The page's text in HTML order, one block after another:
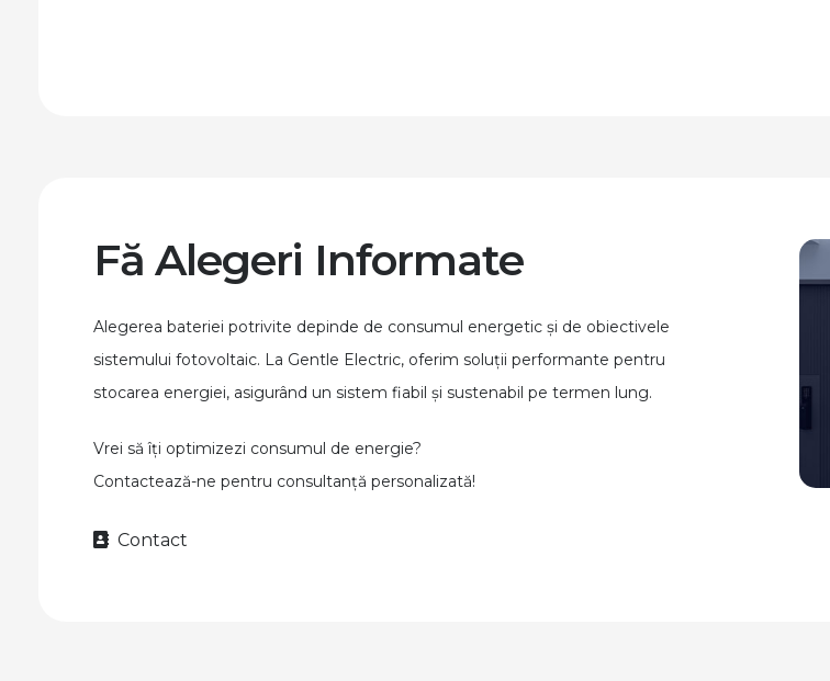
Fă Alegeri Informate
Alegerea bateriei potrivite depinde de consumul energetic și de obiectivele
sistemului fotovoltaic. La Gentle Electric, oferim soluții performante pentru
stocarea energiei, asigurând un sistem fiabil și sustenabil pe termen lung.
Vrei să îți optimizezi consumul de energie?
Contactează-ne pentru consultanță personalizată!
Contact